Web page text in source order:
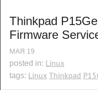
Thinkpad
Firmware
МАЯ 19
posted in: Linux
tags: Linux Thinkpad